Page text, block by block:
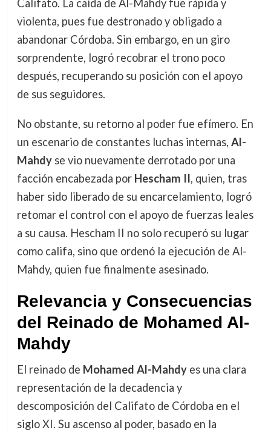
Califato. La caída de Al-Mahdy fue rápida y
violenta, pues fue destronado y obligado a
abandonar Córdoba. Sin embargo, en un giro
sorprendente, logró recobrar el trono poco
después, recuperando su posición con el apoyo
de sus seguidores.
No obstante, su retorno al poder fue efímero. En
un escenario de constantes luchas internas, Al-
Mahdyse vio nuevamente derrotado por una
facción encabezada por Hescham II, quien, tras
haber sido liberado de su encarcelamiento, logró
retomar el control con el apoyo de fuerzas leales
a su causa. Hescham II no solo recuperó su lugar
como califa, sino que ordenó la ejecución de Al-
Mahdy, quien fue finalmente asesinado.
Relevancia y Consecuencias
del Reinado de Mohamed Al-
Mahdy
El reinado de Mohamed Al-Mahdyes una clara
representación de la decadencia y
descomposición del Califato de Córdoba en el
siglo XI. Su ascenso al poder, basado en la